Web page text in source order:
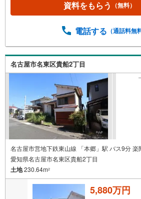
い探しをされるお客様にサービ
ています。事前にご予約頂きまし
ある方へ/不動産業者間で不動産
で、名古屋市全域や、その他隣接
です！ 【御器所営業所】○地下鉄
所」駅徒歩1分○お子様が遊べる
日ございません
資料をもらう （無料）
電話する （通話料無
名古屋市名東区貴船2丁目
名古屋市営地下鉄東山線 「本郷」駅 バス9分
愛知県名古屋市名東区貴船2丁目
土地230.64m2
5,880万円